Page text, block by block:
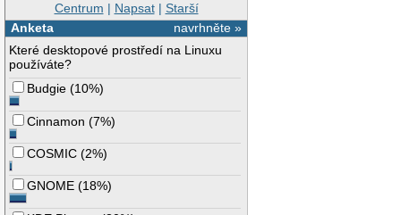
Centrum | Napsat| Starší
navrhněte »
Anketa
Které desktopové prostředí na Linuxu
používáte?
Budgie (10%)
Cinnamon (7%)
COSMIC (2%)
GNOME (18%)